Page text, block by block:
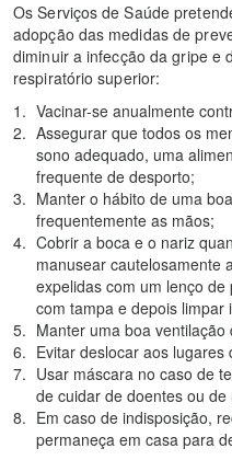
Os Serviços de Saúde
adopção das medidas de
diminuir a infecção da gripe e
respiratório superior:
Vacinar-se anualmente
Assegurar que todos os
sono adequado, uma
frequente de desporto;
Manter o hábito de uma
frequentemente as mãos;
Cobrir a boca e o nariz
manusear cautelosamente
expelidas com um lenço
com tampa e depois limpar
Manter uma boa
Evitar deslocar aos
Usar máscara no caso de
de cuidar de doentes ou
Em caso de indisposição,
permaneça em casa para